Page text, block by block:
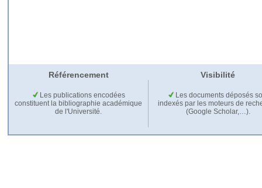
Référencement Visibilité
Les publications encodées
constituent la bibliographie académique
de l'Université.
Les documents déposés
indexés par les moteurs de
(Google Scholar,…).